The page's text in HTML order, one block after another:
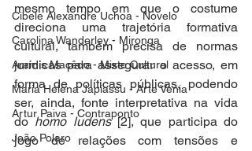
Cibele Alexandre Uchoa - Novelo
Carolina Wanderley - Mironga
Aramis Macêdo - Mixto Cultural
Maria Helena Japiassu - Arte Venia
Artur Paiva - Contraponto
João Polaro
mesmo tempo em que o costume
direciona uma trajetória formativa
cultural, também precisa de normas
jurídicas para assegurar o acesso, em
forma de políticas públicas, podendo
ser, ainda, fonte interpretativa na vida
do homo ludens [2], que participa do
jogo de relações com tensões e